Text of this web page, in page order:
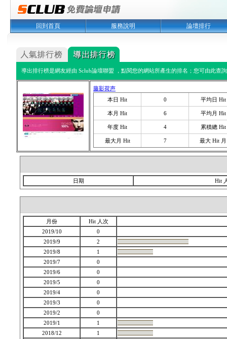
回到首頁 服務說明 論壇排行
導出排行榜是網友經由 Sclub論壇聯盟 ，點閱您的網站所產生的排名；您可由此查
藤影荷声
本日 Hit
0 平均日 Hit
本月 Hit 6 平均月 Hit
年度 Hit 4 累積總 Hit
最大月 Hit 7 最大 Hit 月
日期 Hit
月份
Hit 人次
2019/10
0
2019/9
2
2019/8
1
2019/7
0
2019/6
0
2019/5
0
2019/4
0
2019/3
0
2019/2
0
2019/1
1
2018/12
1